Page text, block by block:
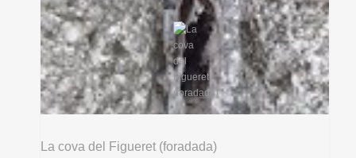
La cova del Figueret (foradada)